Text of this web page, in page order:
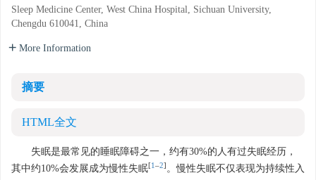
Sleep Medicine Center, West China Hospital, Sichuan University,
Chengdu 610041, China
More Information
摘要
HTML全文
失眠是最常见的睡眠障碍之一，约有30%的人有过失眠经历，
其中约10%会发展成为慢性失眠[1–2] 。慢性失眠不仅表现为持续性入